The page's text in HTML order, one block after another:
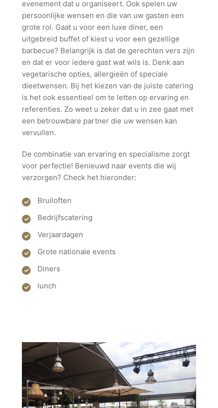
evenement dat u organiseert. Ook spelen uw
persoonlijke wensen en die van uw gasten een
grote rol. Gaat u voor een luxe diner, een
uitgebreid buffet of kiest u voor een gezellige
barbecue? Belangrijk is dat de gerechten vers zijn
en dat er voor iedere gast wat wils is. Denk aan
vegetarische opties, allergieën of speciale
dieetwensen. Bij het kiezen van de juiste catering
is het ook essentieel om te letten op ervaring en
referenties. Zo weet u zeker dat u in zee gaat met
een betrouwbare partner die uw wensen kan
vervullen.
De combinatie van ervaring en specialisme zorgt
voor perfectie! Benieuwd naar events die wij
verzorgen? Check het hieronder:
Bruiloften
Bedrijfscatering
Verjaardagen
Grote nationale events
Diners
lunch